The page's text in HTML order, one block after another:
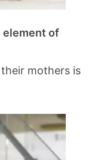
element of
mothers is